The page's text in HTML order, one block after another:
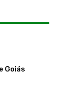
Goiás